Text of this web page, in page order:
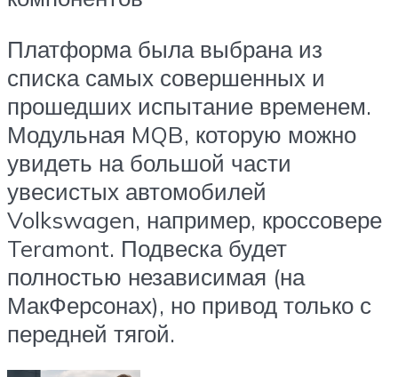
Платформа была выбрана из
списка самых совершенных и
прошедших испытание временем.
Модульная MQB, которую можно
увидеть на большой части
увесистых автомобилей
Volkswagen, например, кроссовере
Teramont. Подвеска будет
полностью независимая (на
МакФерсонах), но привод только с
передней тягой.